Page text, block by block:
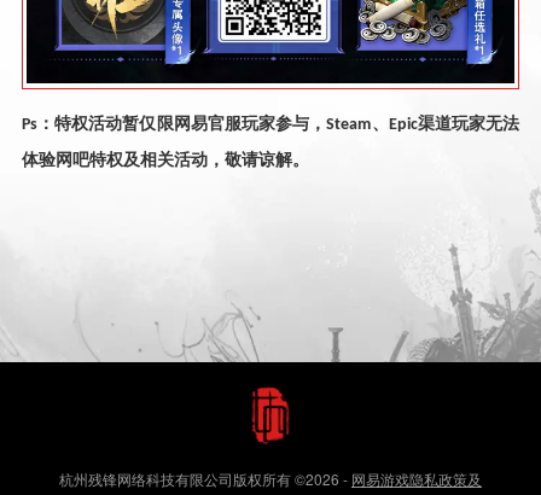
Ps：特权活动暂仅限网易官服玩家参与，Steam、 Epic渠道玩家无法
体验网吧特权及相关活动，敬请谅解。
杭州残锋网络科技有限公司版权所有©2026 - 网易游戏隐私政策及